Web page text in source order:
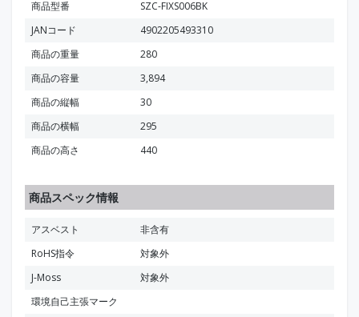
商品型番
SZC-FIXS006BK
JANコード
4902205493310
商品の重量
280
商品の容量
3,894
商品の縦幅
30
商品の横幅
295
商品の高さ
440
商品スペック情報
アスベスト
非含有
RoHS指令
対象外
J-Moss
対象外
環境自己主張マーク